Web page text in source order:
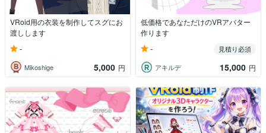
VRoid用の衣装を制作してスグにお
渡しします
-
Mikoshige 5,000 円
低価格であなただけのVRアバター
作ります
-
見積り必須
アキルデ
15,000 円